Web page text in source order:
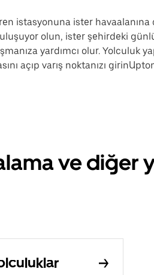
istasyonuna ister
olun, ister şehirdeki
yardımcı olur. Yolculuk
açıp varış noktanızı
ve diğer